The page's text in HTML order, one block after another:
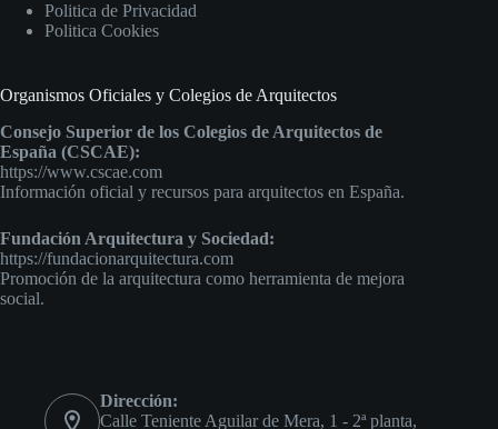
Politica de Privacidad
Politica Cookies
Organismos Oficiales y Colegios de Arquitectos
Consejo Superior de los Colegios de Arquitectos de
España (CSCAE):
https://www.cscae.com
Información oficial y recursos para arquitectos en España.
Fundación Arquitectura y Sociedad:
https://fundacionarquitectura.com
Promoción de la arquitectura como herramienta de mejora
social.
Dirección:
Calle Teniente Aguilar de Mera, 1 - 2ª planta,